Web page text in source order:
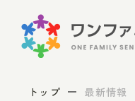
トップ 最新情報